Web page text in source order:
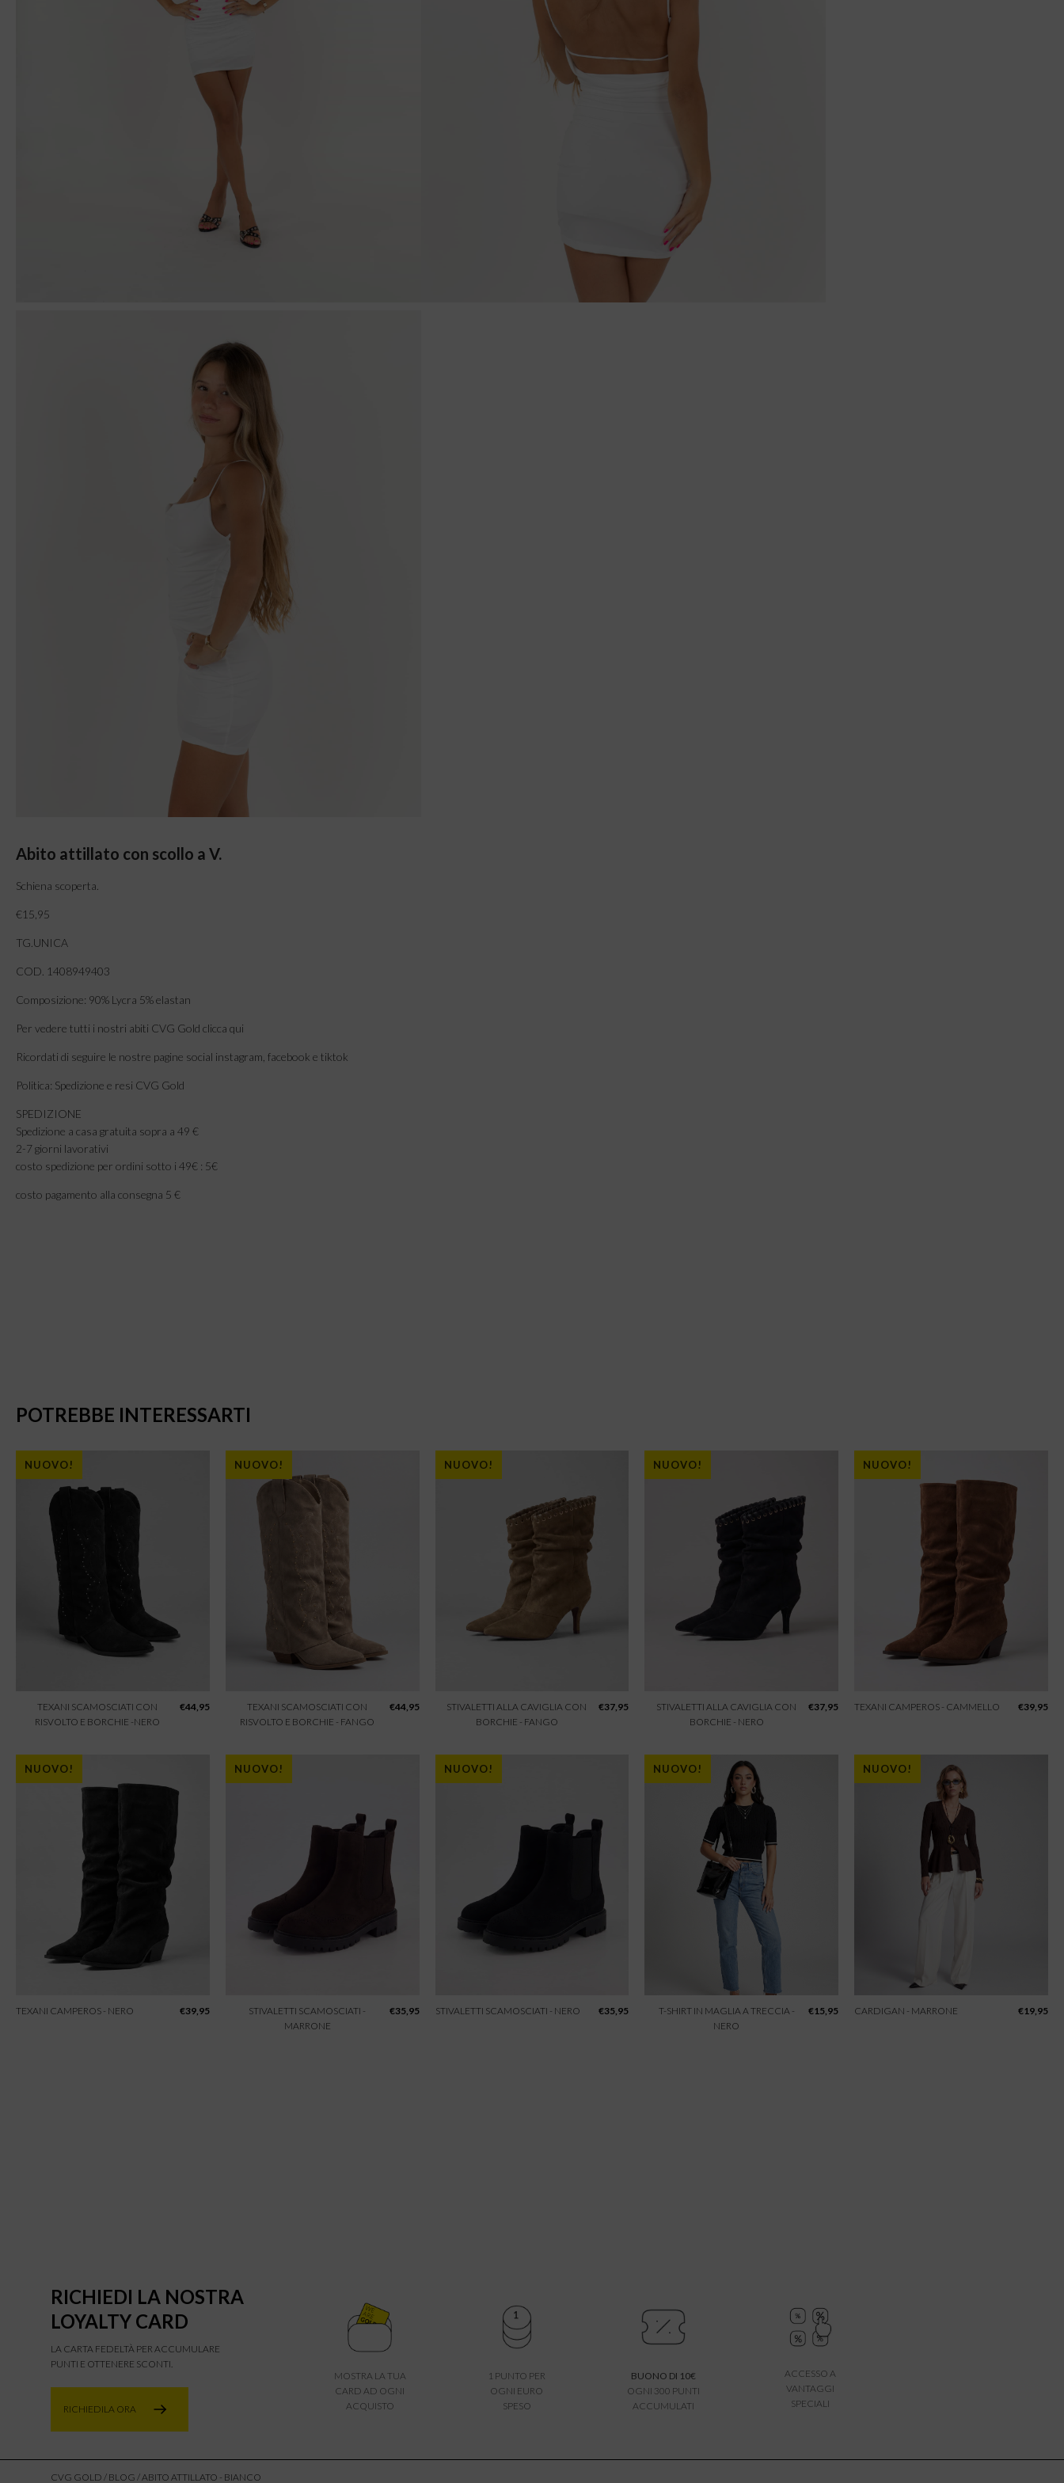
Abito attillato con scollo a V.
Schiena scoperta.
€15,95
TG.UNICA
COD. 1408949403
Composizione: 90% Lycra 5% elastan
Per vedere tutti i nostri abiti CVG Gold clicca qui
Ricordati di seguire le nostre pagine social instagram, facebook e tiktok
Politica: Spedizione e resi CVG Gold
SPEDIZIONE
Spedizione a casa gratuita sopra a 49 €
2-7 giorni lavorativi
costo spedizione per ordini sotto i 49€ : 5€
costo pagamento alla consegna 5 €
POTREBBE INTERESSARTI
NUOVO!
TEXANI SCAMOSCIATI CON
RISVOLTO E BORCHIE -NERO
€44,95
NUOVO!
TEXANI SCAMOSCIATI CON
RISVOLTO E BORCHIE - FANGO
€44,95
NUOVO!
STIVALETTI ALLA CAVIGLIA CON
BORCHIE - FANGO
€37,95
NUOVO!
STIVALETTI ALLA CAVIGLIA CON
BORCHIE - NERO
€37,95
NUOVO!
TEXANI CAMPEROS - CAMMELLO €39,95
NUOVO!
TEXANI CAMPEROS - NERO €39,95
NUOVO!
STIVALETTI SCAMOSCIATI -
MARRONE
€35,95
NUOVO!
STIVALETTI SCAMOSCIATI - NERO €35,95
NUOVO!
T-SHIRT IN MAGLIA A TRECCIA -
NERO
€15,95
NUOVO!
CARDIGAN - MARRONE €19,95
RICHIEDI LA NOSTRA
LOYALTY CARD
LA CARTA FEDELTÀ PER ACCUMULARE
PUNTI E OTTENERE SCONTI.
RICHIEDILA ORA
MOSTRA LA TUA
CARD AD OGNI
ACQUISTO
1 PUNTO PER
OGNI EURO
SPESO
BUONO DI 10€
OGNI 300 PUNTI
ACCUMULATI
ACCESSO A
VANTAGGI
SPECIALI
CVG GOLD / BLOG / ABITO ATTILLATO - BIANCO